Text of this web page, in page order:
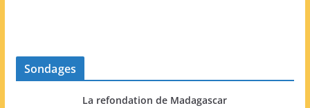
Sondages
La refondation de Madagascar